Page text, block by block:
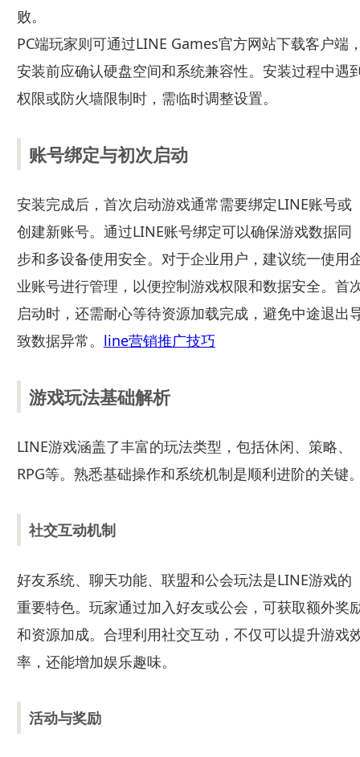
败。
PC端玩家则可通过LINE Games官方网站下载客户端
安装前应确认硬盘空间和系统兼容性。安装过程中遇
权限或防火墙限制时，需临时调整设置。
账号绑定与初次启动
安装完成后，首次启动游戏通常需要绑定LINE账号或
创建新账号。通过LINE账号绑定可以确保游戏数据同
步和多设备使用安全。对于企业用户，建议统一使用
业账号进行管理，以便控制游戏权限和数据安全。首
启动时，还需耐心等待资源加载完成，避免中途退出
致数据异常。 line营销推广技巧
游戏玩法基础解析
LINE游戏涵盖了丰富的玩法类型，包括休闲、策略、
RPG等。熟悉基础操作和系统机制是顺利进阶的关键
社交互动机制
好友系统、聊天功能、联盟和公会玩法是LINE游戏的
重要特色。玩家通过加入好友或公会，可获取额外奖
和资源加成。合理利用社交互动，不仅可以提升游戏
率，还能增加娱乐趣味。
活动与奖励